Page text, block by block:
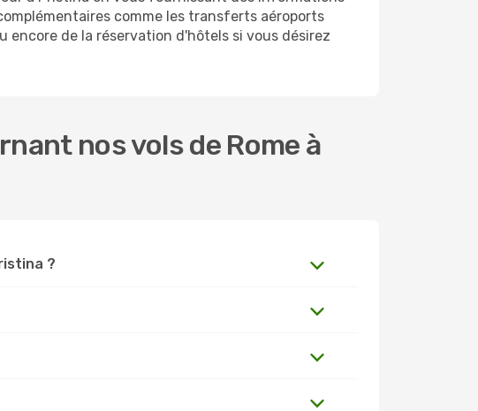
comme les transferts aéroports
encore de la réservation d'hôtels si vous désirez
nos vols de Rome à
?